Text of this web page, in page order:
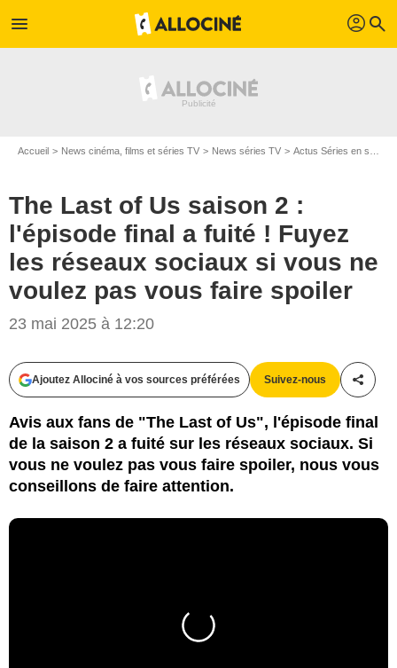
menu profil search
Accueil News cinéma, films et séries TV News séries TV Actus Séries en streaming
The Last of Us saison 2 :
l'épisode final a fuité ! Fuyez
les réseaux sociaux si vous ne
voulez pas vous faire spoiler
23 mai 2025 à 12:20
Ajoutez Allociné à vos sources préférées Suivez-nous
Avis aux fans de "The Last of Us", l'épisode final
de la saison 2 a fuité sur les réseaux sociaux. Si
vous ne voulez pas vous faire spoiler, nous vous
conseillons de faire attention.